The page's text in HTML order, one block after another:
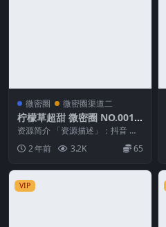
微密圈 微密圈渠道二
柠檬草超甜 微密圈 NO.001
期
资源简介 「资源描述」：抖音 柠
檬草超甜 微密圈 NO.001期 【56P
3V】...
2 年前 3.2K 65
VIP